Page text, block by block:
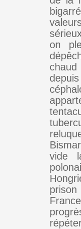
on
vide
prison